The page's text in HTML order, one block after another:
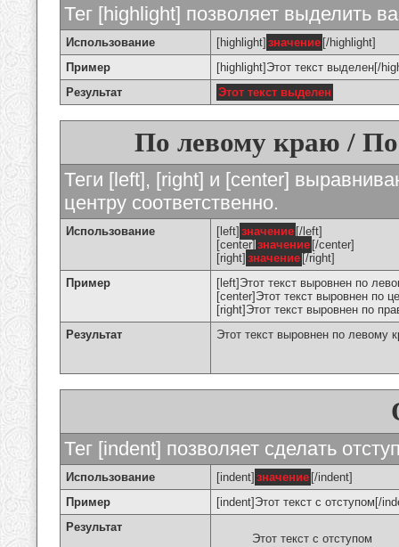
Тег [highlight] позволяет выделить
Использование [highlight] значение [/highlight]
Пример
[highlight]Этот текст выделен[/
Результат
Этот текст выделен
По левому краю /
Теги [left], [right] и [center]
центру соответственно.
Использование [left] значение [/left]
[center] значение [/center]
[right] значение [/right]
Пример
[left]Этот текст выровнен по
[center]Этот текст выровнен по
[right]Этот текст выровнен по
Результат
Этот текст выровнен по левому
Тег [indent] позволяет сделать
Использование [indent] значение [/indent]
Пример
[indent]Этот текст с отступом[/
Результат
Этот текст с отступом